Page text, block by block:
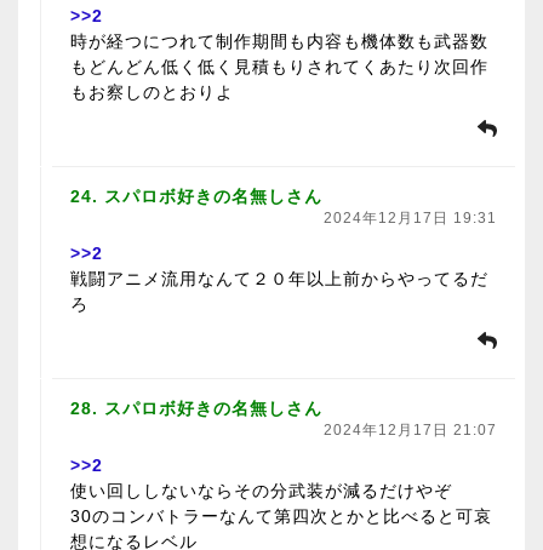
>>2
時が経つにつれて制作期間も内容も機体数も武器数
もどんどん低く低く見積もりされてくあたり次回作
もお察しのとおりよ
24. スパロボ好きの名無しさん
2024年12月17日 19:31
>>2
戦闘アニメ流用なんて２０年以上前からやってるだ
ろ
28. スパロボ好きの名無しさん
2024年12月17日 21:07
>>2
使い回ししないならその分武装が減るだけやぞ
30のコンバトラーなんて第四次とかと比べると可哀
想になるレベル